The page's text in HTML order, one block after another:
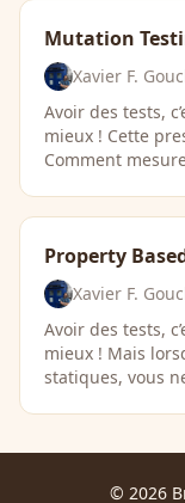
Mutation
Xavier F.
Avoir des tests,
mieux ! Cette
Comment
Property
Xavier F.
Avoir des tests,
mieux ! Mais
statiques, vous
© 2026